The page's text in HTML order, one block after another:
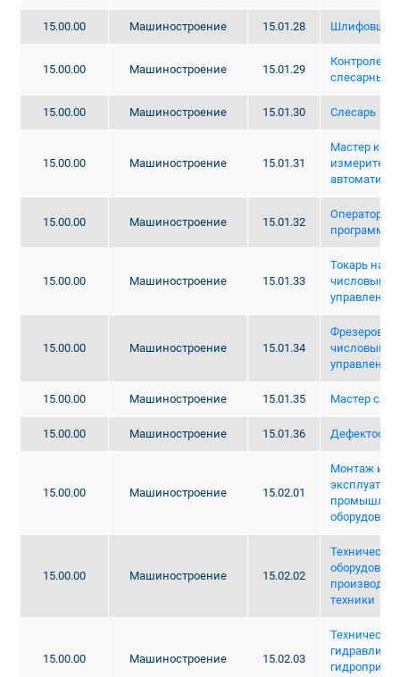
15.00.00 Машиностроение 15.01.28
15.00.00 Машиностроение 15.01.29
Контролер
слесарных
15.00.00 Машиностроение 15.01.30 Слесарь
15.00.00 Машиностроение 15.01.31
Мастер
автоматики
15.00.00 Машиностроение 15.01.32
Оператор
15.00.00 Машиностроение 15.01.33
Токарь на
числовым
15.00.00 Машиностроение 15.01.34
числовым
15.00.00 Машиностроение 15.01.35 Мастер
15.00.00 Машиностроение 15.01.36
15.00.00 Машиностроение 15.02.01
Монтаж и
15.00.00 Машиностроение 15.02.02
техники
15.00.00 Машиностроение 15.02.03